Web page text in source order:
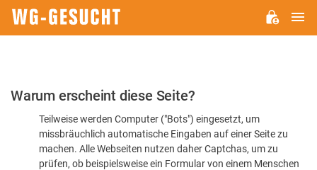
Bitte
dass
Warum erscheint diese Seite?
Teilweise werden Computer ("Bots") eingesetzt, um
missbräuchlich automatische Eingaben auf einer Seite zu
machen. Alle Webseiten nutzen daher Captchas, um zu
prüfen, ob beispielsweise ein Formular von einem Menschen